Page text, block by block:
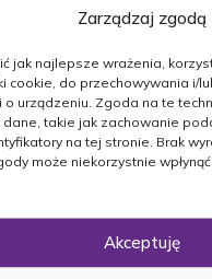
Zarządzaj zgodą
jak najlepsze wrażenia,
cookie, do przechowywania i/
o urządzeniu. Zgoda na te
takie jak zachowanie
na tej stronie. Brak
może niekorzystnie
Akceptuję